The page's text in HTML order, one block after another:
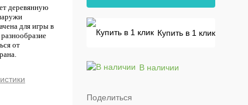
деревянную
для игры в
от
Купить в 1 клик
В наличии
Поделиться